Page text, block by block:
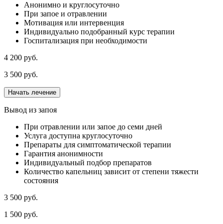
Анонимно и круглосуточно
При запое и отравлении
Мотивация или интервенция
Индивидуально подобранный курс терапии
Госпитализация при необходимости
4 200 руб.
3 500 руб.
Начать лечение
Вывод из запоя
При отравлении или запое до семи дней
Услуга доступна круглосуточно
Препараты для симптоматической терапии
Гарантия анонимности
Индивидуальный подбор препаратов
Количество капельниц зависит от степени тяжести
состояния
3 500 руб.
1 500 руб.